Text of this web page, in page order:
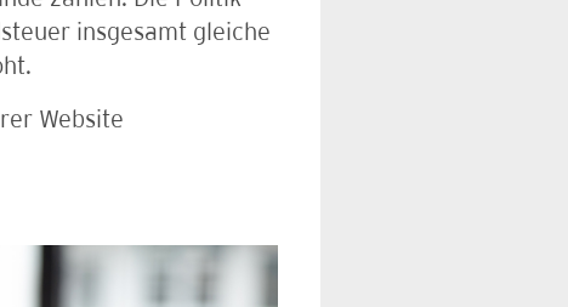
insgesamt gleiche
Website